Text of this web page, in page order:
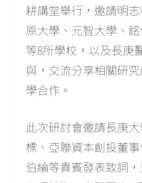
耕講堂舉行，邀請明
原大學、元智大學、
等8所學校，以及長庚
與，交流分享相關研
學合作。
此次研討會邀請長庚
標、亞聯資本創投董
伯綸等貴賓發表致詞